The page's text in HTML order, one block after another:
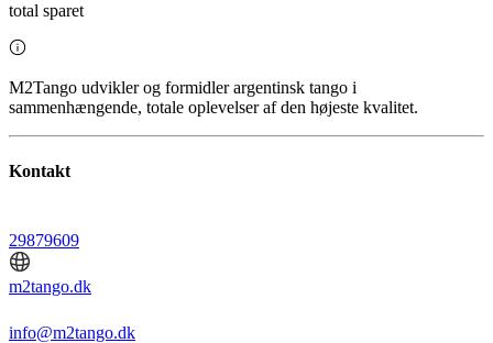
total sparet
M2Tango udvikler og formidler argentinsk tango i
sammenhængende, totale oplevelser af den højeste kvalitet.
Kontakt
29879609
m2tango.dk
info@m2tango.dk